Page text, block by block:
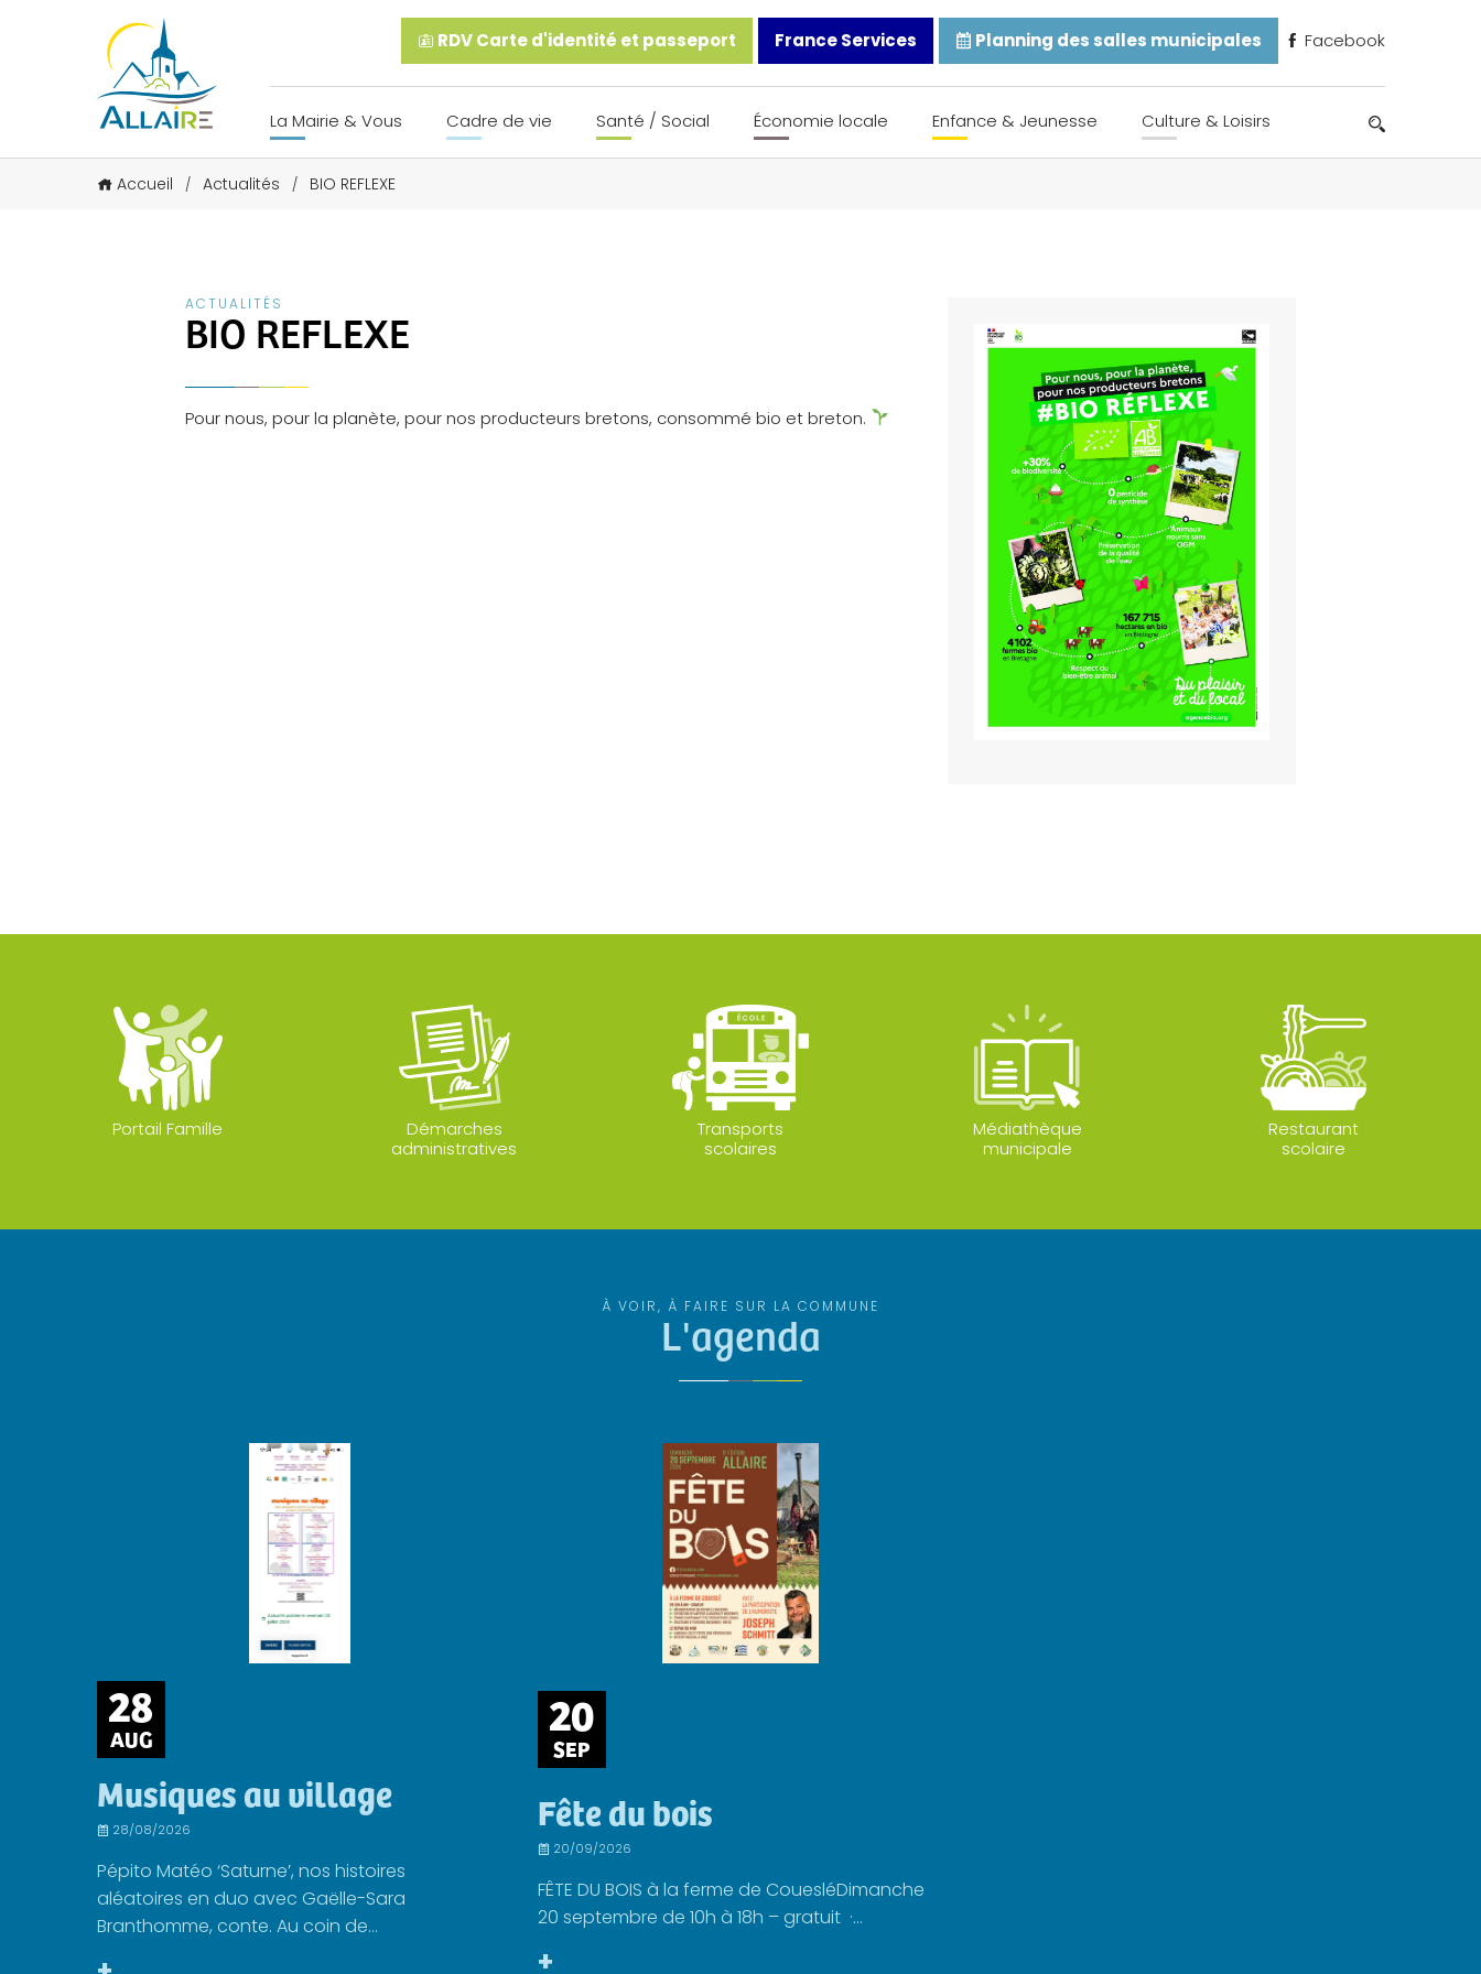
RDV Carte d'identité et passeport France Services Planning des salles municipales Facebook
La Mairie & Vous Cadre de vie Santé / Social Économie locale Enfance & Jeunesse Culture & Loisirs
Accueil / Actualités / BIO REFLEXE
ACTUALITÉS
BIO REFLEXE
Pour nous, pour la planète, pour nos producteurs bretons, consommé bio et breton.
Portail Famille
Démarches
administratives
Transports
scolaires
Médiathèque
municipale
Restaurant
scolaire
À VOIR, À FAIRE SUR LA COMMUNE
L'agenda
28
AUG
Musiques au village
28/08/2026
Pépito Matéo ‘Saturne’, nos histoires
aléatoires en duo avec Gaëlle-Sara
Branthomme, conte. Au coin de...
20
SEP
Fête du bois
20/09/2026
FÊTE DU BOIS à la ferme de CouesléDimanche
20 septembre de 10h à 18h – gratuit ·...
+